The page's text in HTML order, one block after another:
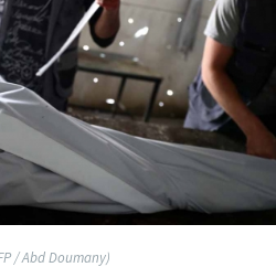
/ Abd Doumany)